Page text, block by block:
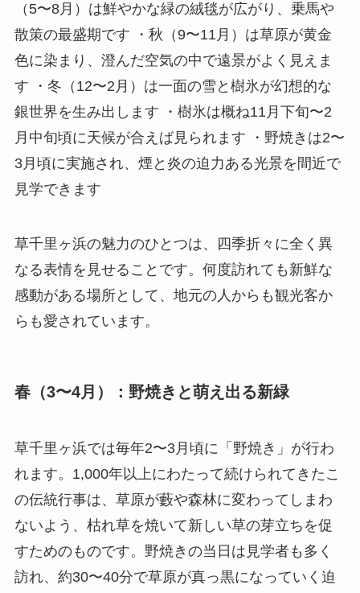
（5〜8月）は鮮やかな緑の絨毯が広がり、乗馬や
散策の最盛期です ・秋（9〜11月）は草原が黄金
色に染まり、澄んだ空気の中で遠景がよく見えま
す ・冬（12〜2月）は一面の雪と樹氷が幻想的な
銀世界を生み出します ・樹氷は概ね11月下旬〜2
月中旬頃に天候が合えば見られます ・野焼きは2〜
3月頃に実施され、煙と炎の迫力ある光景を間近で
見学できます
草千里ヶ浜の魅力のひとつは、四季折々に全く異
なる表情を見せることです。何度訪れても新鮮な
感動がある場所として、地元の人からも観光客か
らも愛されています。
春（3〜4月）：野焼きと萌え出る新緑
草千里ヶ浜では毎年2〜3月頃に「野焼き」が行わ
れます。1,000年以上にわたって続けられてきたこ
の伝統行事は、草原が藪や森林に変わってしまわ
ないよう、枯れ草を焼いて新しい草の芽立ちを促
すためのものです。野焼きの当日は見学者も多く
訪れ、約30〜40分で草原が真っ黒になっていく迫